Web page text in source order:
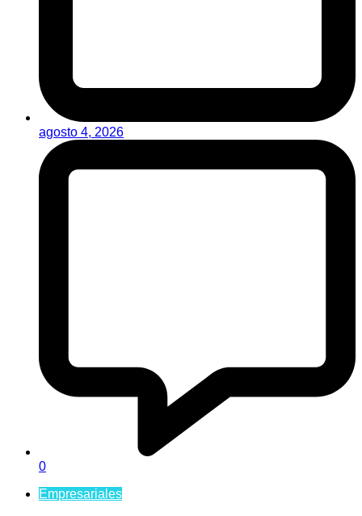
agosto 4, 2026
0
Empresariales